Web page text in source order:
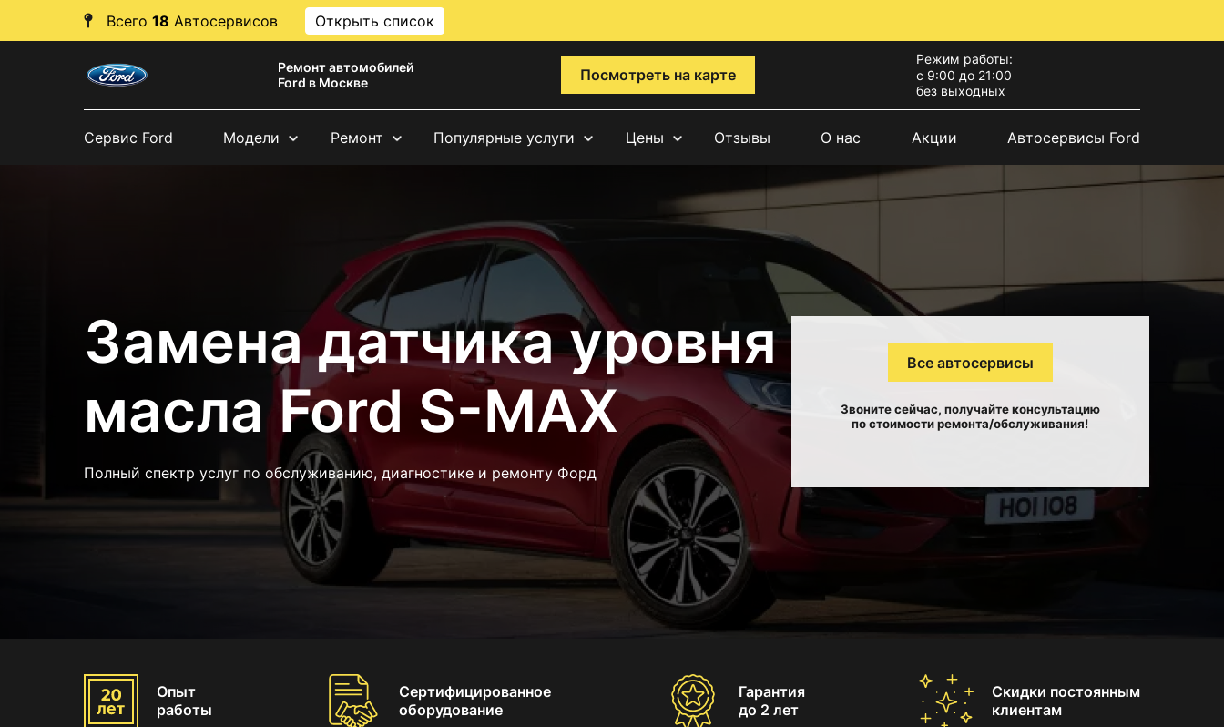
Всего 18 Автосервисов Открыть список
Ремонт автомобилей
Ford в Москве
Посмотреть на карте
Режим работы:
с 9:00 до 21:00
без выходных
Сервис Ford Модели Ремонт Популярные услуги Цены Отзывы О нас Акции Автосервисы Ford
Замена датчика уровня
масла Ford S-MAX
Полный спектр услуг по обслуживанию, диагностике и ремонту Форд
Все автосервисы
Звоните сейчас, получайте консультацию
по стоимости ремонта/обслуживания!
Опыт
работы
Сертифицированное
оборудование
Гарантия
до 2 лет
Скидки постоянным
клиентам